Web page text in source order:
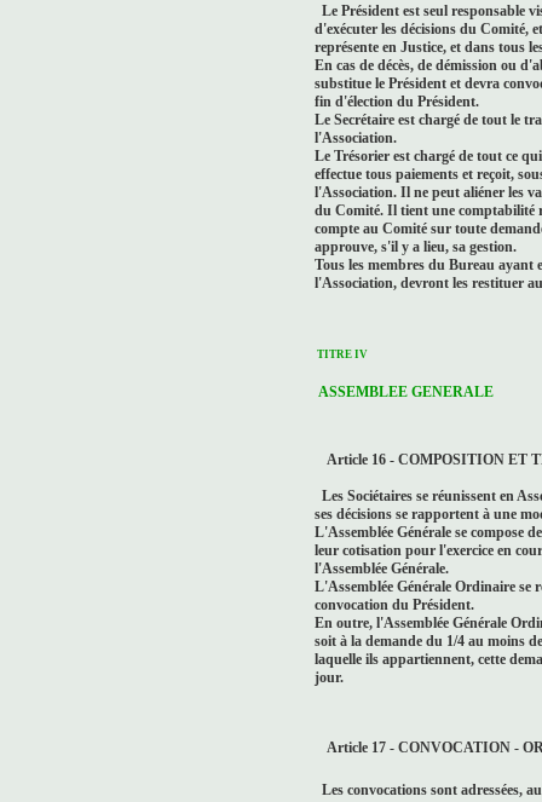
Le Président est seul responsable
d'exécuter les décisions du Comité,
représente en Justice, et dans tous
En cas de décès, de démission ou
substitue le Président et devra
fin d'élection du Président.
Le Secrétaire est chargé de tout le
l'Association.
Le Trésorier est chargé de tout ce
effectue tous paiements et reçoit,
l'Association. Il ne peut aliéner les
du Comité. Il tient une comptabilité
compte au Comité sur toute
approuve, s'il y a lieu, sa gestion.
Tous les membres du Bureau ayant
l'Association, devront les restituer
TITRE IV
ASSEMBLEE GENERALE
Article 16 - COMPOSITION ET
Les Sociétaires se réunissent en
ses décisions se rapportent à une
L'Assemblée Générale se compose
leur cotisation pour l'exercice en
l'Assemblée Générale.
L'Assemblée Générale Ordinaire se
convocation du Président.
En outre, l'Assemblée Générale
soit à la demande du 1/4 au moins
laquelle ils appartiennent, cette
jour.
Article 17 - CONVOCATION -
Les convocations sont adressées,